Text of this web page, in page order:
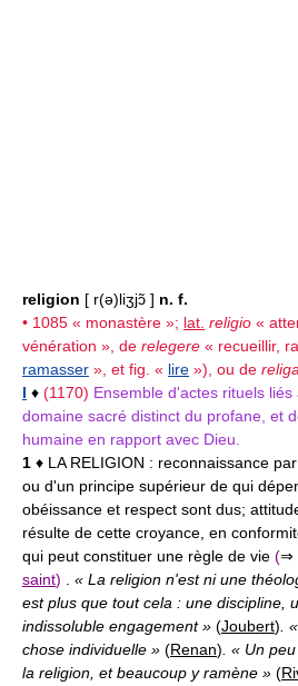
religion [ r(ə)liʒjɔ̃ ] n. f.
• 1085 « monastère »; lat. religio «
vénération », de relegere « recueillir,
ramasser », et fig. « lire »), ou de
I ♦ (1170) Ensemble d'actes rituels
domaine sacré distinct du profane, et
humaine en rapport avec Dieu.
1 ♦ LA RELIGION : reconnaissance
ou d'un principe supérieur de qui
obéissance et respect sont dus;
résulte de cette croyance, en
qui peut constituer une règle de vie (⇒
saint)
« La religion n'est ni une
est plus que tout cela : une discipline,
indissoluble engagement » (Joubert) .
chose individuelle » (Renan) . « Un
la religion, et beaucoup y ramène » (